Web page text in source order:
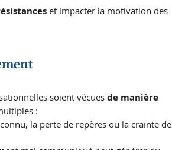
et impacter la motivation des
soient vécues de manière
:
la perte de repères ou la crainte de